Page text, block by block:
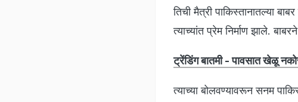
तिची मैत्री पाकिस्तानातल्या
त्याच्यांत प्रेम निर्माण झाले.
ट्रेंडिंग बातमी - पावसात खेळू
त्याच्या बोलवण्यावरून सनम